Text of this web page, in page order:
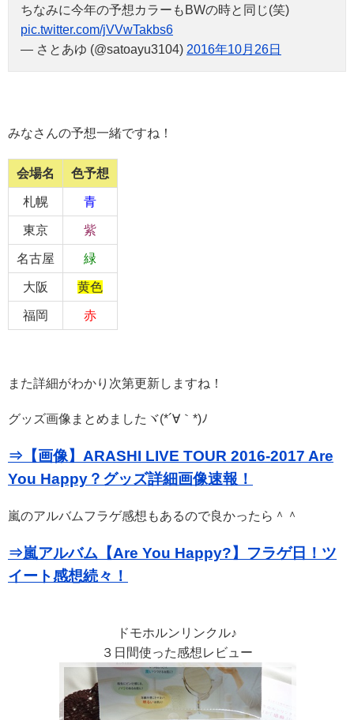
ちなみに今年の予想カラーもBWの時と同じ(笑)
pic.twitter.com/jVVwTakbs6
— さとあゆ (@satoayu3104) 2016年10月26日
みなさんの予想一緒ですね！
会場名 色予想
札幌 青
東京 紫
名古屋 緑
大阪 黄色
福岡 赤
また詳細がわかり次第更新しますね！
グッズ画像まとめましたヾ(*´∀｀*)ﾉ
⇒【画像】ARASHI LIVE TOUR 2016-2017 Are
You Happy？グッズ詳細画像速報！
嵐のアルバムフラゲ感想もあるので良かったら＾＾
⇒嵐アルバム【Are You Happy?】フラゲ日！ツ
イート感想続々！
ドモホルンリンクル♪
３日間使った感想レビュー